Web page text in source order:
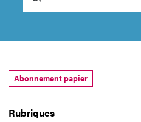
Rubriques
Abonnement papier